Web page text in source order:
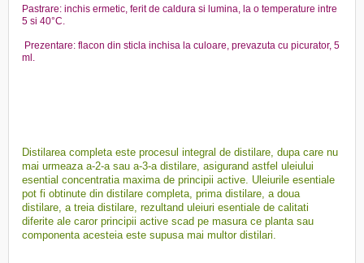
Pastrare: inchis ermetic, ferit de caldura si lumina, la o temperature intre
5 si 40°C.
Prezentare: flacon din sticla inchisa la culoare, prevazuta cu picurator, 5
ml.
Distilarea completa este procesul integral de distilare, dupa care nu
mai urmeaza a-2-a sau a-3-a distilare, asigurand astfel uleiului
esential concentratia maxima de principii active. Uleiurile esentiale
pot fi obtinute din distilare completa, prima distilare, a doua
distilare, a treia distilare, rezultand uleiuri esentiale de calitati
diferite ale caror principii active scad pe masura ce planta sau
componenta acesteia este supusa mai multor distilari.